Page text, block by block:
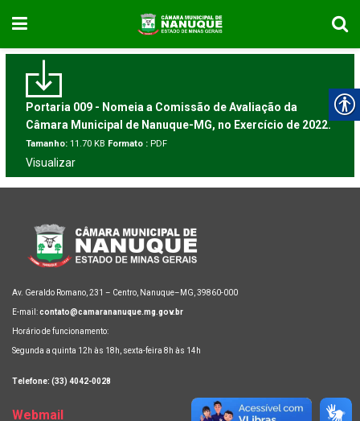
Portaria 009 - Nomeia a Comissão de Avaliação da
Câmara Municipal de Nanuque-MG, no Exercício de 2022.
Tamanho: 11.70 KB Formato : PDF
Visualizar
Av. Geraldo Romano, 231 – Centro, Nanuque–MG, 39860-000
E-mail:contato@camarananuque.mg.gov.br
Horário de funcionamento:
Segunda a quinta 12h às 18h, sexta-feira 8h às 14h
Telefone: (33) 4042-0028
Webmail